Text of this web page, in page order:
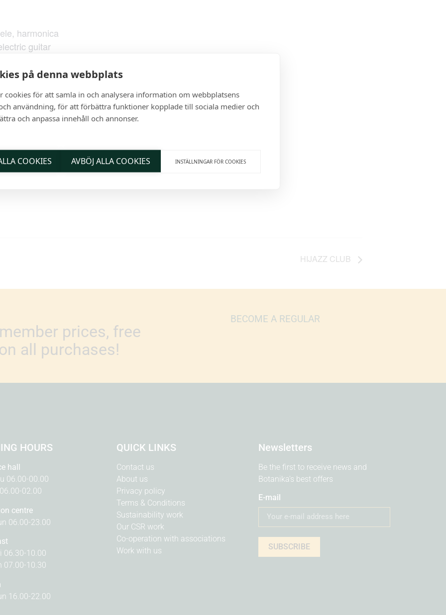
på denna webbplats
cookies för att samla in och analysera information om webbplatsens
användning, för att förbättra funktioner kopplade till sociala medier och
och anpassa innehåll och annonser.
COOKIES AVBÖJ ALLA COOKIES INSTÄLLNINGAR FÖR COOKIES
harmonica
guitar
VENUE
Uppsala, Sweden
+ Google Map
HIJAZZ CLUB
prices, free
all purchases!
BECOME A REGULAR
HOURS
hall
06.00-00.00
02.00
centre
06.00-23.00
06.30-10.00
07.00-10.30
16.00-22.00
QUICK LINKS
Contact us
About us
Privacy policy
Terms & Conditions
Sustainability work
Our CSR work
Co-operation with associations
Work with us
Newsletters
Be the first to receive news and
Botanika's best offers
E-mail
SUBSCRIBE